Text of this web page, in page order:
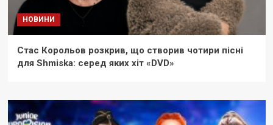
НОВИНИ
Стас Корольов розкрив, що створив чотири пісні
для Shmiska: серед яких хіт «DVD»